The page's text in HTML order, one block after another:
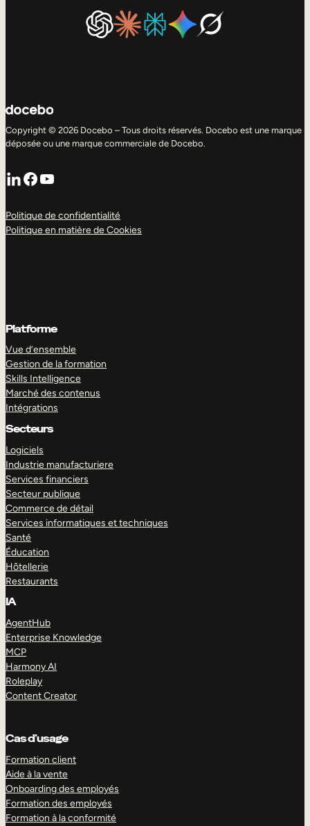
Copyright © 2026 Docebo – Tous droits réservés. Docebo est une marque
déposée ou une marque commerciale de Docebo.
LinkedIn
Facebook
YouTube
Politique de confidentialité
Politique en matière de Cookies
Platforme
Vue d’ensemble
Gestion de la formation
Skills Intelligence
Marché des contenus
Intégrations
Secteurs
Logiciels
Industrie manufacturiere
Services financiers
Secteur publique
Commerce de détail
Services informatiques et techniques
Santé
Éducation
Hôtellerie
Restaurants
IA
AgentHub
Enterprise Knowledge
MCP
Harmony AI
Roleplay
Content Creator
Cas d’usage
Formation client
Aide à la vente
Onboarding des employés
Formation des employés
Formation à la conformité